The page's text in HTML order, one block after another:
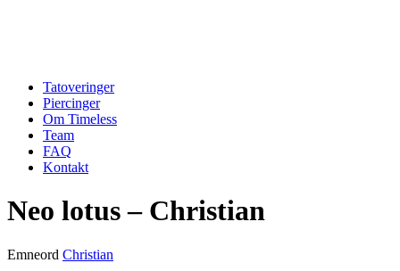
Tatoveringer
Piercinger
Om Timeless
Team
FAQ
Kontakt
Neo lotus – Christian
Emneord Christian